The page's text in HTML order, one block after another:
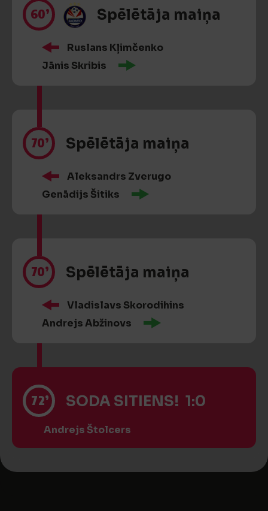
60’ Spēlētāja maiņa
Ruslans Kļimčenko
Jānis Skribis
70’ Spēlētāja maiņa
Aleksandrs Zverugo
Genādijs Šitiks
70’ Spēlētāja maiņa
Vladislavs Skorodihins
Andrejs Abžinovs
72’ SODA SITIENS! 1:0
Andrejs Štolcers